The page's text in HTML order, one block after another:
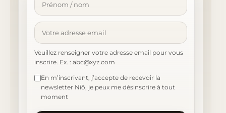
Veuillez renseigner votre adresse email pour vous
inscrire. Ex. : abc@xyz.com
En m’inscrivant, j’accepte de recevoir la
newsletter Niõ, je peux me désinscrire à tout
moment